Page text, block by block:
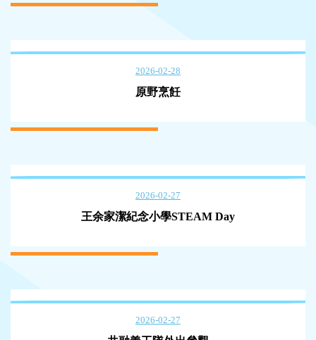
2026-02-28
原野烹飪
2026-02-27
王余家潔紀念小學STEAM Day
2026-02-27